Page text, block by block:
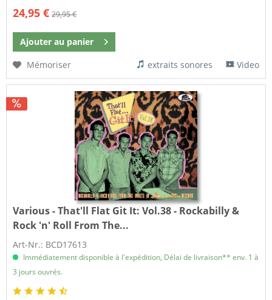
24,95 € 29,95 €
Ajouter au panier
Mémoriser
extraits sonores Video
Various - That'll Flat Git It:Vol.38 - Rockabilly &
Rock 'n' Roll From The...
Art-Nr.: BCD17613
Immédiatement disponible à l'expédition, Délai de livraison** env. 1 à
3 jours ouvrés.